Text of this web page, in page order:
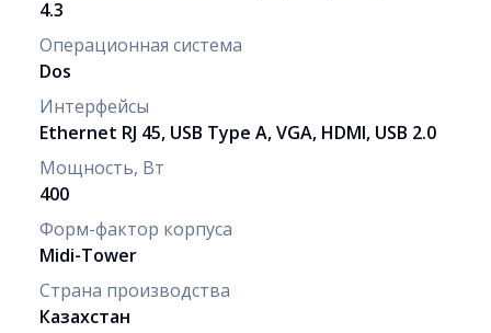
4.3
Операционная система
Dos
Интерфейсы
Ethernet RJ 45, USB Type A, VGA, HDMI, USB 2.0
Мощность, Вт
400
Форм-фактор корпуса
Midi-Tower
Страна производства
Казахстан